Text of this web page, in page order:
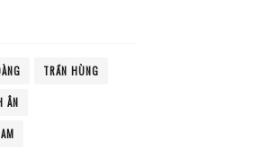
TRẦN HÙNG
ÂN